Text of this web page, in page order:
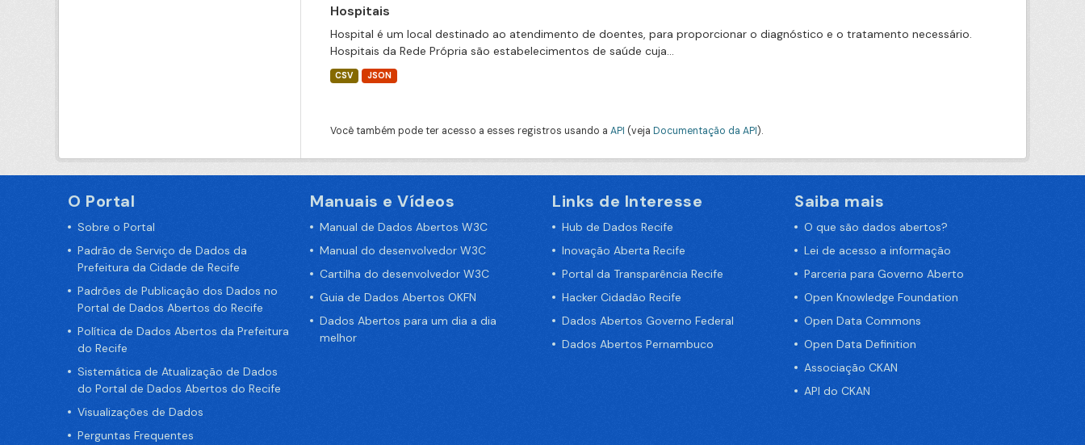
Hospitais
Hospital é um local destinado ao atendimento de doentes, para proporcionar o diagnóstico e o tratamento necessário.
Hospitais da Rede Própria são estabelecimentos de saúde cuja...
CSV JSON
Você também pode ter acesso a esses registros usando a API (veja Documentação da API).
O Portal
Sobre o Portal
Padrão de Serviço de Dados da
Prefeitura da Cidade de Recife
Padrões de Publicação dos Dados no
Portal de Dados Abertos do Recife
Política de Dados Abertos da Prefeitura
do Recife
Sistemática de Atualização de Dados
do Portal de Dados Abertos do Recife
Visualizações de Dados
Perguntas Frequentes
Manuais e Vídeos
Manual de Dados Abertos W3C
Manual do desenvolvedor W3C
Cartilha do desenvolvedor W3C
Guia de Dados Abertos OKFN
Dados Abertos para um dia a dia
melhor
Links de Interesse
Hub de Dados Recife
Inovação Aberta Recife
Portal da Transparência Recife
Hacker Cidadão Recife
Dados Abertos Governo Federal
Dados Abertos Pernambuco
Saiba mais
O que são dados abertos?
Lei de acesso a informação
Parceria para Governo Aberto
Open Knowledge Foundation
Open Data Commons
Open Data Definition
Associação CKAN
API do CKAN